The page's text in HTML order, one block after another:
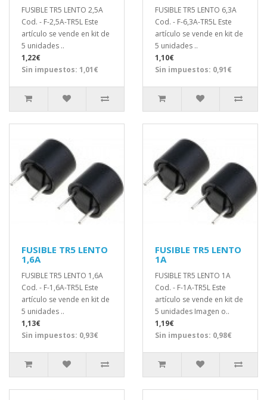
FUSIBLE TR5 LENTO 2,5A
Cod. - F-2,5A-TR5L Este
artículo se vende en kit de
5 unidades ..
1,22€
Sin impuestos: 1,01€
FUSIBLE TR5 LENTO 6,3A
Cod. - F-6,3A-TR5L Este
artículo se vende en kit de
5 unidades ..
1,10€
Sin impuestos: 0,91€
FUSIBLE TR5 LENTO
1,6A
FUSIBLE TR5 LENTO 1,6A
Cod. - F-1,6A-TR5L Este
artículo se vende en kit de
5 unidades ..
1,13€
Sin impuestos: 0,93€
FUSIBLE TR5 LENTO
1A
FUSIBLE TR5 LENTO 1A
Cod. - F-1A-TR5L Este
artículo se vende en kit de
5 unidades Imagen o..
1,19€
Sin impuestos: 0,98€